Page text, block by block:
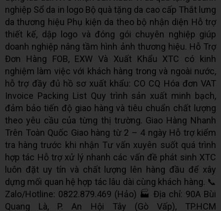
nghiệp Sổ da in logo Bộ quà tặng da cao cấp Thắt lưng
da thương hiệu Phụ kiện da theo bộ nhận diện Hỗ trợ
thiết kế, dập logo và đóng gói chuyên nghiệp giúp
doanh nghiệp nâng tầm hình ảnh thương hiệu. Hỗ Trợ
Đơn Hàng FOB, EXW Và Xuất Khẩu XTC có kinh
nghiệm làm việc với khách hàng trong và ngoài nước,
hỗ trợ đầy đủ hồ sơ xuất khẩu: CO CQ Hóa đơn VAT
Invoice Packing List Quy trình sản xuất minh bạch,
đảm bảo tiến độ giao hàng và tiêu chuẩn chất lượng
theo yêu cầu của từng thị trường. Giao Hàng Nhanh
Trên Toàn Quốc Giao hàng từ 2 – 4 ngày Hỗ trợ kiểm
tra hàng trước khi nhận Tư vấn xuyên suốt quá trình
hợp tác Hỗ trợ xử lý nhanh các vấn đề phát sinh XTC
luôn đặt uy tín và chất lượng lên hàng đầu để xây
dựng mối quan hệ hợp tác lâu dài cùng khách hàng. 📞
Zalo/Hotline: 0822.879.469 (Hảo) 🏭 Địa chỉ: 90A Bùi
Quang Là, P. An Hội Tây (Gò Vấp), TP.HCM